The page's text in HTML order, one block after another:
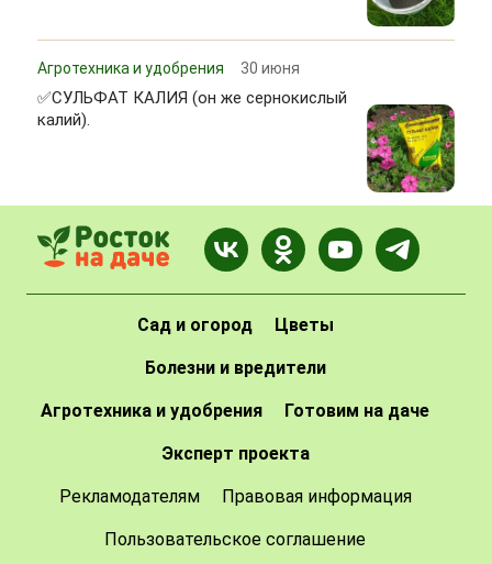
Агротехника и удобрения 30 июня
✅СУЛЬФАТ КАЛИЯ (он же сернокислый
калий).
Сад и огород Цветы
Болезни и вредители
Агротехника и удобрения Готовим на даче
Эксперт проекта
Рекламодателям Правовая информация
Пользовательское соглашение